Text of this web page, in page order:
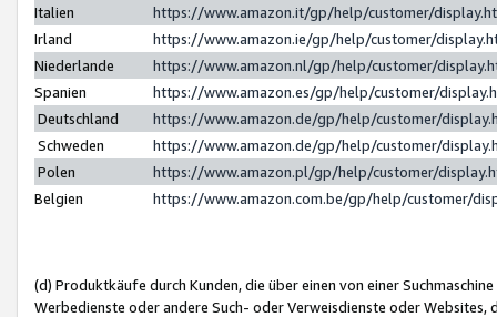
Italien
https://www.amazon.it/gp/help/customer/
Irland
https://www.amazon.ie/gp/help/customer/
Niederlande
https://www.amazon.nl/gp/help/customer/
Spanien
https://www.amazon.es/gp/help/customer/
Deutschland
https://www.amazon.de/gp/help/customer/
Schweden
https://www.amazon.de/gp/help/customer/
Polen
https://www.amazon.pl/gp/help/customer/
Belgien
https://www.amazon.com.be/gp/help/customer/
(d) Produktkäufe durch Kunden, die über einen von einer
Werbedienste oder andere Such- oder Verweisdienste oder Websites,